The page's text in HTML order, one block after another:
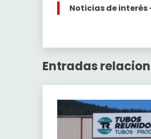
Noticias de interés
Entradas